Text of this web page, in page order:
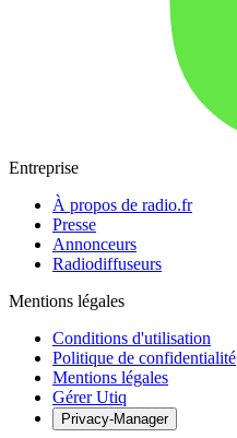
Entreprise
À propos de radio.fr
Presse
Annonceurs
Radiodiffuseurs
Mentions légales
Conditions d'utilisation
Politique de confidentialité
Mentions légales
Gérer Utiq
Privacy-Manager